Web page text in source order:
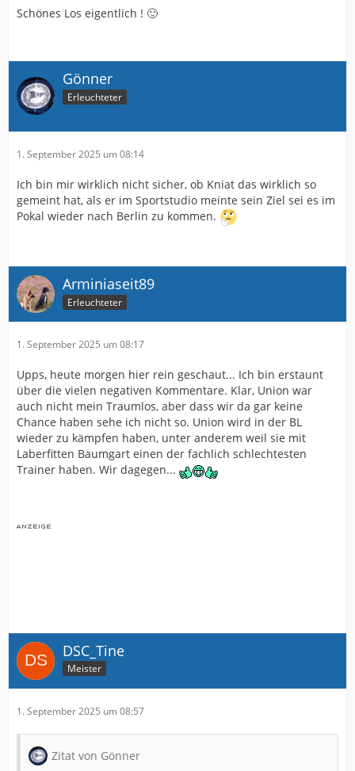
Schönes Los eigentlich ! 🙂
Gönner
Erleuchteter
1. September 2025 um 08:14
Ich bin mir wirklich nicht sicher, ob Kniat das wirklich so
gemeint hat, als er im Sportstudio meinte sein Ziel sei es im
Pokal wieder nach Berlin zu kommen.
Arminiaseit89
Erleuchteter
1. September 2025 um 08:17
Upps, heute morgen hier rein geschaut... Ich bin erstaunt
über die vielen negativen Kommentare. Klar, Union war
auch nicht mein Traumlos, aber dass wir da gar keine
Chance haben sehe ich nicht so. Union wird in der BL
wieder zu kämpfen haben, unter anderem weil sie mit
Laberfitten Baumgart einen der fachlich schlechtesten
Trainer haben. Wir dagegen...
DSC_Tine
Meister
1. September 2025 um 08:57
Zitat von Gönner